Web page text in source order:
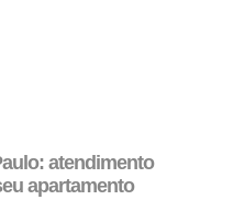
atendimento
apartamento